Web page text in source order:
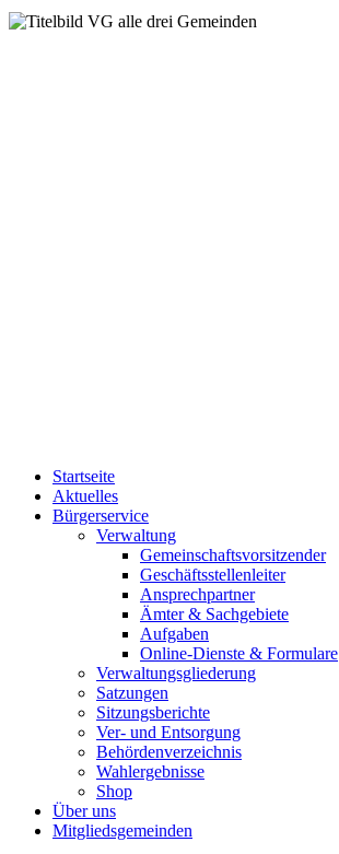
Startseite
Aktuelles
Bürgerservice
Verwaltung
Gemeinschaftsvorsitzender
Geschäftsstellenleiter
Ansprechpartner
Ämter & Sachgebiete
Aufgaben
Online-Dienste & Formulare
Verwaltungsgliederung
Satzungen
Sitzungsberichte
Ver- und Entsorgung
Behördenverzeichnis
Wahlergebnisse
Shop
Über uns
Mitgliedsgemeinden